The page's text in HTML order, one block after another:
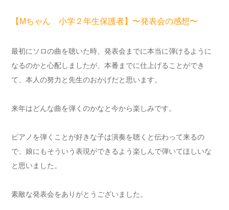
【Mちゃん 小学２年生保護者】〜発表会の感想〜
最初にソロの曲を聴いた時、発表会までに本当に弾けるように
なるのかと心配しましたが、本番までに仕上げることができ
て、本人の努力と先生のおかげだと思います。
来年はどんな曲を弾くのかなと今から楽しみです。
ピアノを弾くことが好きな子は演奏を聴くと伝わって来るの
で、娘にもそういう表現ができるよう楽しんで弾いてほしいな
と思いました。
素敵な発表会をありがとうございました。